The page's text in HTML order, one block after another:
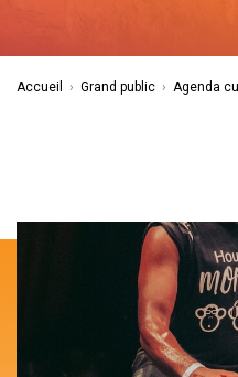
Accueil › Grand public › Agenda